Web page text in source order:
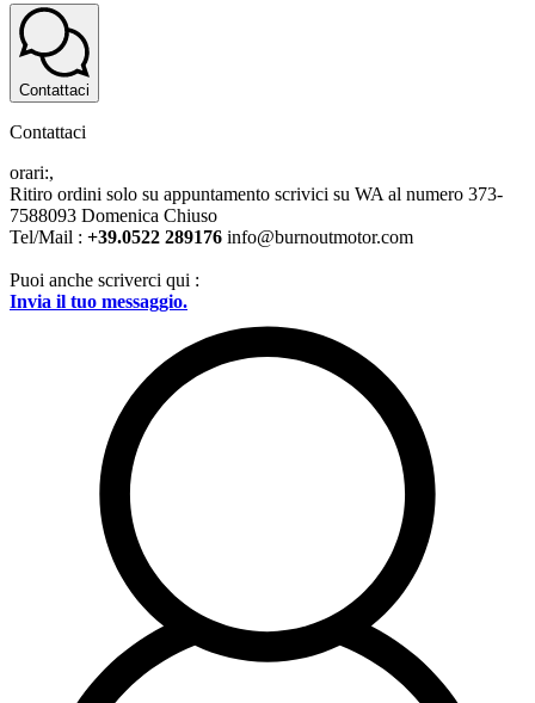
Contattaci
Contattaci
orari:,
Ritiro ordini solo su appuntamento scrivici su WA al numero 373-
7588093 Domenica Chiuso
Tel/Mail : +39.0522 289176 info@burnoutmotor.com
Puoi anche scriverci qui :
Invia il tuo messaggio.